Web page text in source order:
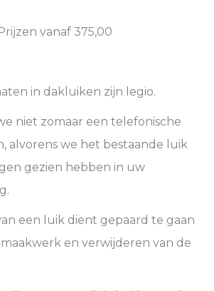
vanaf 375,00
in dakluiken zijn legio.
niet zomaar een telefonische
alvorens we het bestaande luik
gezien hebben in uw
een luik dient gepaard te gaan
en verwijderen van de